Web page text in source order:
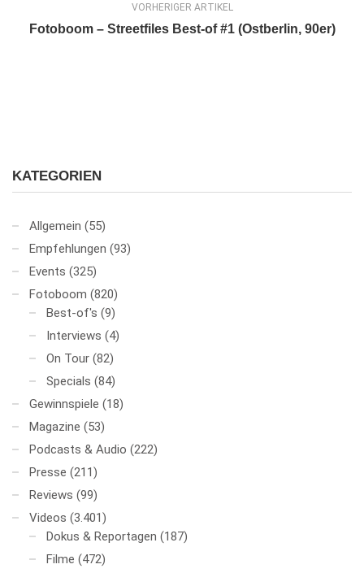
VORHERIGER ARTIKEL
Fotoboom – Streetfiles Best-of #1 (Ostberlin, 90er)
KATEGORIEN
Allgemein (55)
Empfehlungen (93)
Events (325)
Fotoboom (820)
Best-of's (9)
Interviews (4)
On Tour (82)
Specials (84)
Gewinnspiele (18)
Magazine (53)
Podcasts & Audio (222)
Presse (211)
Reviews (99)
Videos (3.401)
Dokus & Reportagen (187)
Filme (472)